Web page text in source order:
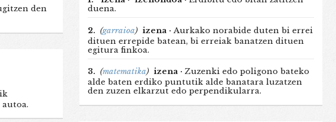
den
duena.
2. (garraioa) izena · Aurkako norabide duten bi errei
dituen errepide batean, bi erreiak banatzen dituen
egitura finkoa.
3. (matematika) izena · Zuzenki edo poligono bateko
alde baten erdiko puntutik alde banatara luzatzen
den zuzen elkarzut edo perpendikularra.